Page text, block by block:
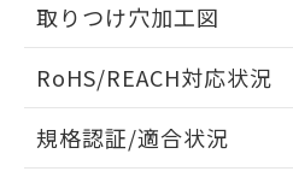
取りつけ穴加工図
RoHS/REACH対応状況
EU RoHS 注意事項・凡例
規格認証/適合状況
あります。
お客様が当ウェブ
および当社の共同
品・サービスに関
引・商談に必要な
※3 非含有証明書ダ
とができます。
EU RoHS指令（10物質
い合わせください。
合意する